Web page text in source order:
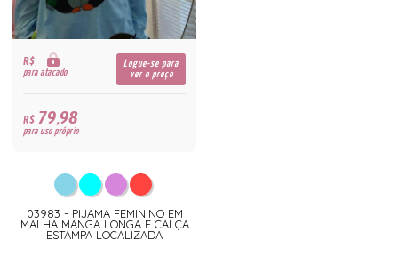
R$
para atacado
Logue-se para
ver o preço
R$79,98
para uso próprio
03983 - PIJAMA FEMININO EM
MALHA MANGA LONGA E CALÇA
ESTAMPA LOCALIZADA